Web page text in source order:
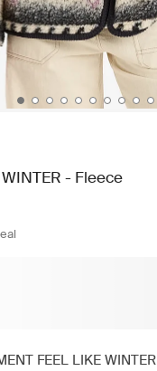
WINTER - Fleece
FEEL LIKE WINTER